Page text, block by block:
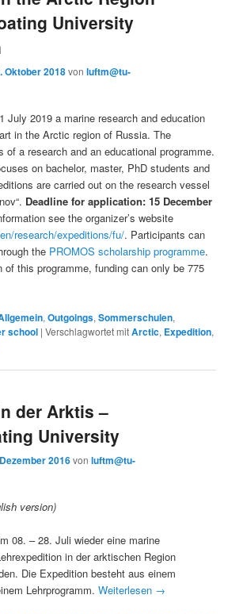
University
Oktober 2018vonluftm@tu-
July 2019 a marine research and education
in the Arctic region of Russia. The
of a research and an educational programme.
on bachelor, master, PhD students and
are carried out on the research vessel
Deadline for application: 15 December
see the organizer’s website
research/expeditions/fu/. Participants can
the PROMOS scholarship programme.
of this programme, funding can only be 775
,Outgoings,Sommerschulen,
school |Verschlagwortet mitArctic, Expedition,
der Arktis –
University
2016vonluftm@tu-
version)
08. – 28. Juli wieder eine marine
in der arktischen Region
Die Expedition besteht aus einem
Lehrprogramm.Weiterlesen →